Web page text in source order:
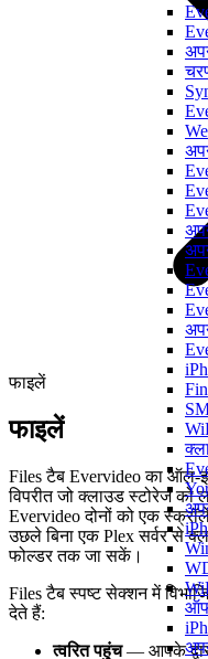
फाइलें
फाइलें
Files टैब Evervideo का ऑल-
विपरीत जो क्लाउड स्टोरेज
Evervideo दोनों को एक
उछले बिना एक Plex सर्वर से
फोल्डर तक जा सकें।
Files टैब स्पष्ट सेक्शन में
देते हैं:
त्वरित पहुंच— आपके